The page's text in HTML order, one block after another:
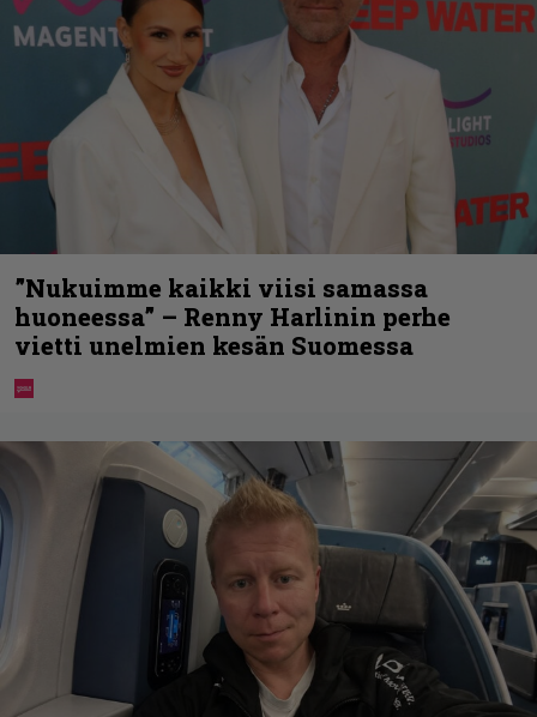
”Nukuimme kaikki viisi samassa
huoneessa” – Renny Harlinin perhe
vietti unelmien kesän Suomessa